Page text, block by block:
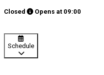
Closed Opens at 09:00
Schedule